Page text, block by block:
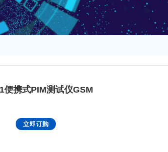
携式PIM测试仪GSM
立即订购